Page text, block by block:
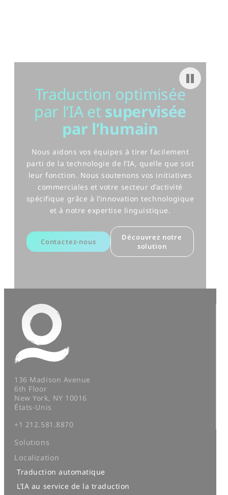
Pause video
Traduction optimisée
par l’IAet supervisée
par l’humain
Nous aidons vos équipes à tirer facilement
parti de la technologie de l’IA, quelle que soit
leur fonction. Nous soutenons vos initiatives
commerciales et votre secteur d’activité
spécifique grâce à l’innovation technologique
et à notre expertise linguistique.
Contactez-nous
Découvrez notre
solution
136 Madison Avenue
6th Floor
New York, NY 10016
États-Unis
+1 212.581.8870
Solutions
Localization
Traduction automatique
L’IA au service de la traduction